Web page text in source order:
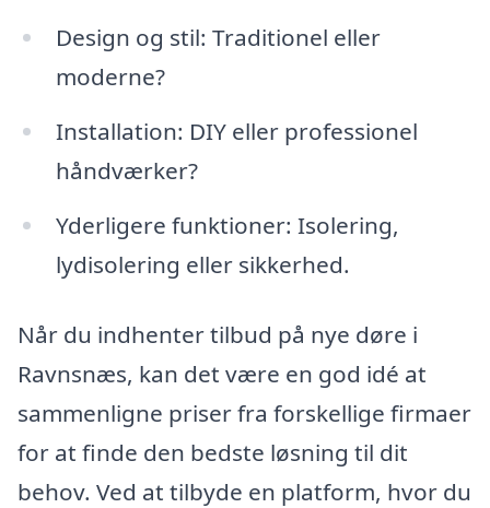
Design og stil: Traditionel eller
moderne?
Installation: DIY eller professionel
håndværker?
Yderligere funktioner: Isolering,
lydisolering eller sikkerhed.
Når du indhenter tilbud på nye døre i
Ravnsnæs, kan det være en god idé at
sammenligne priser fra forskellige firmaer
for at finde den bedste løsning til dit
behov. Ved at tilbyde en platform, hvor du